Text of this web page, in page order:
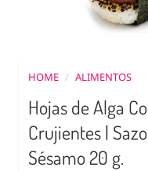
HOME / ALIMENTOS
Hojas de Alga
Crujientes |
Sésamo 20 g.